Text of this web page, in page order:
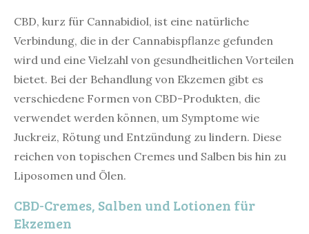
CBD, kurz für Cannabidiol, ist eine natürliche
Verbindung, die in der Cannabispflanze gefunden
wird und eine Vielzahl von gesundheitlichen Vorteilen
bietet. Bei der Behandlung von Ekzemen gibt es
verschiedene Formen von CBD-Produkten, die
verwendet werden können, um Symptome wie
Juckreiz, Rötung und Entzündung zu lindern. Diese
reichen von topischen Cremes und Salben bis hin zu
Liposomen und Ölen.
CBD-Cremes, Salben und Lotionen für
Ekzemen